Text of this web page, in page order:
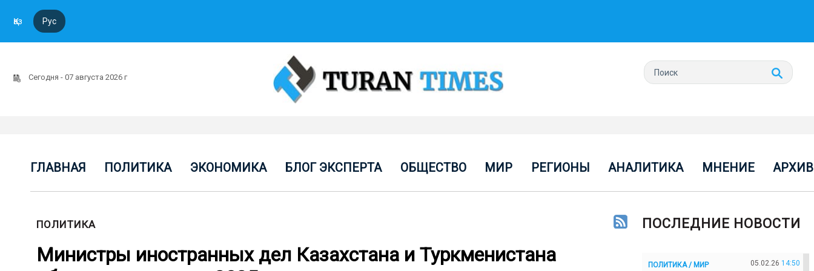
Қаз Рус
Сегодня - 07 августа 2026 г
ГЛАВНАЯ ПОЛИТИКА ЭКОНОМИКА БЛОГ ЭКСПЕРТА ОБЩЕСТВО МИР РЕГИОНЫ АНАЛИТИКА МНЕНИЕ АРХИВ
ПОЛИТИКА
Министры иностранных дел Казахстана и Туркменистана
ПОСЛЕДНИЕ НОВОСТИ
ПОЛИТИКА / МИР 05.02.26 14:50